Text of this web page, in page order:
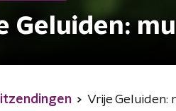
Geluiden:
Vrije Geluiden: